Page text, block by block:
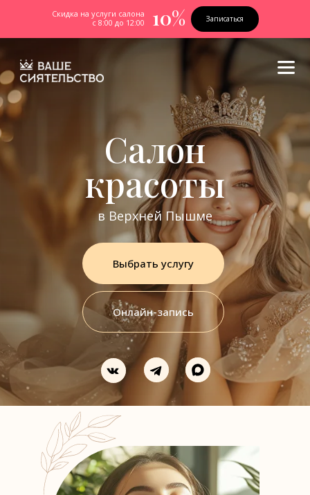
10%
Скидка на услуги салона
с 8:00 до 12:00
Записаться
Салон
красоты
в Верхней Пышме
Онлайн-запись
Выбрать услугу